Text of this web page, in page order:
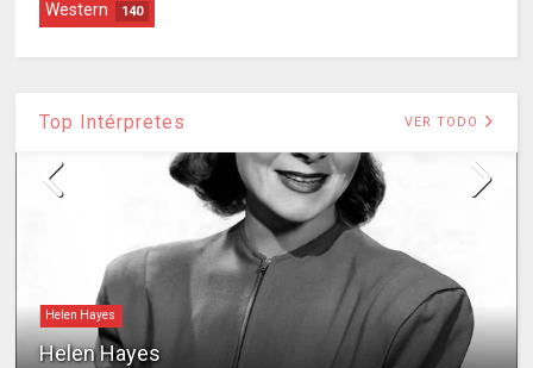
Western 140
Top Intérpretes VER TODO
Helen Hayes
Helen Hayes